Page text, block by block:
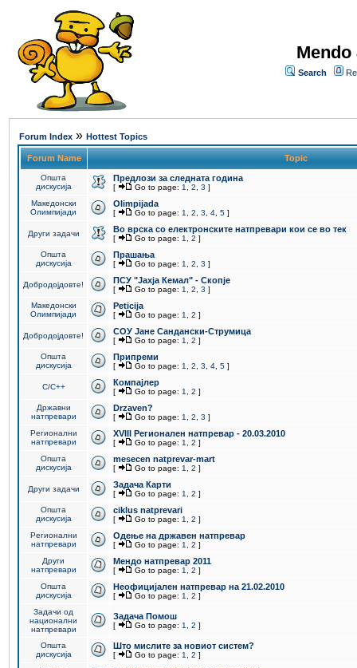
Search
Forum Index » Hottest Topics
Forum Name Topic
Општа
дискусија
Предлози за следната година
[ Go to page: 1 2 3 ]
Македонски
Олимпијади
Olimpijada
[ Go to page: 1 2 3 4 5 ]
Други задачи Во врска со електронските натпревари кои се во тек
[ Go to page: 1 2 ]
Општа
дискусија
Прашања
[ Go to page: 1 2 3 ]
Добродојдовте! ПCУ "Јахја Кемал" - Скопје
[ Go to page: 1 2 3 ]
Македонски
Олимпијади
Peticija
[ Go to page: 1 2 ]
Добродојдовте! СОУ Јане Сандански-Струмица
[ Go to page: 1 2 ]
Општа
дискусија
Припреми
[ Go to page: 1 2 3 4 5 ]
C/C++ Компајлер
[ Go to page: 1 2 ]
Државни
натпревари
Drzaven?
[ Go to page: 1 2 3 ]
Регионални
натпревари
XVIII Регионален натпревар - 20.03.2010
[ Go to page: 1 2 ]
Општа
дискусија
mesecen natprevar-mart
[ Go to page: 1 2 ]
Други задачи Задача Карти
[ Go to page: 1 2 ]
Општа
дискусија
ciklus natprevari
[ Go to page: 1 2 ]
Регионални
натпревари
Одење на државен натпревар
[ Go to page: 1 2 ]
Други
натпревари
Мендо натпревар 2011
[ Go to page: 1 2 ]
Општа
дискусија
Неофицијален натпревар на 21.02.2010
[ Go to page: 1 2 ]
Задачи од
национални
натпревари
Задача Помош
[ Go to page: 1 2 ]
Општа
дискусија
Што мислите за новиот систем?
[ Go to page: 1 2 ]